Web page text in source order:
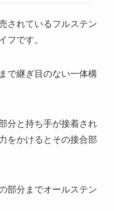
されているフルステン
フです。
で継ぎ目のない一体構
分と持ち手が接着され
をかけるとその接合部
部分までオールステン